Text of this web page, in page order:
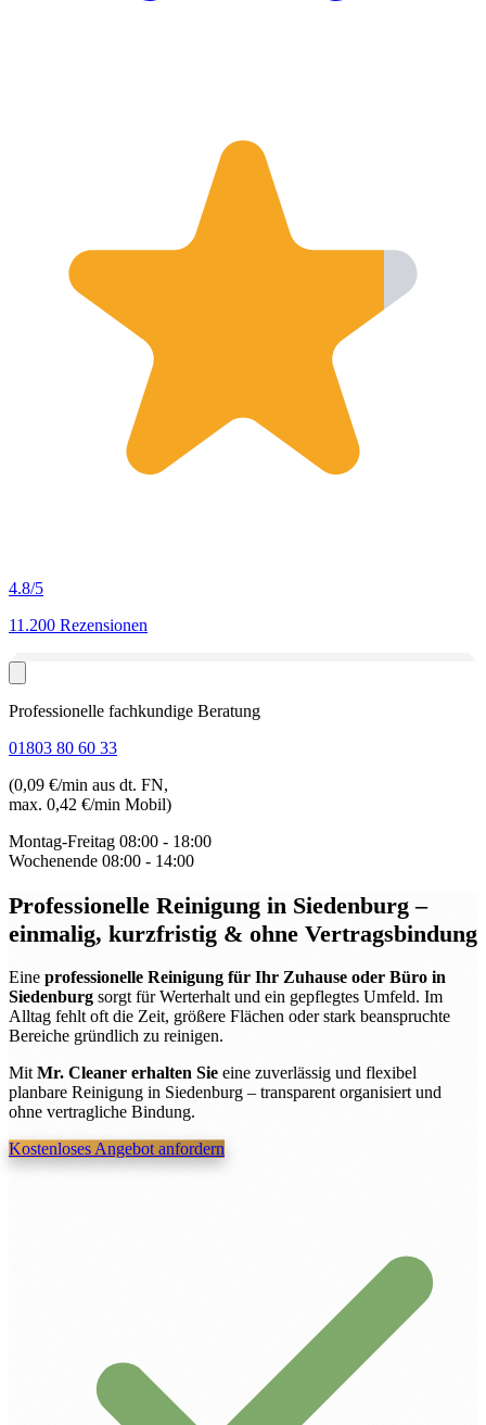
4.8/5
11.200 Rezensionen
Professionelle fachkundige Beratung
01803 80 60 33
(0,09 €/min aus dt. FN,
max. 0,42 €/min Mobil)
Montag-Freitag 08:00 - 18:00
Wochenende 08:00 - 14:00
Professionelle Reinigung in Siedenburg–
einmalig, kurzfristig & ohne Vertragsbindung
Eine professionelle Reinigung für Ihr Zuhause oder Büro in
Siedenburg sorgt für Werterhalt und ein gepflegtes Umfeld. Im
Alltag fehlt oft die Zeit, größere Flächen oder stark beanspruchte
Bereiche gründlich zu reinigen.
Mit Mr. Cleaner erhalten Sie eine zuverlässig und flexibel
planbare Reinigung in Siedenburg – transparent organisiert und
ohne vertragliche Bindung.
Kostenloses Angebot anfordern